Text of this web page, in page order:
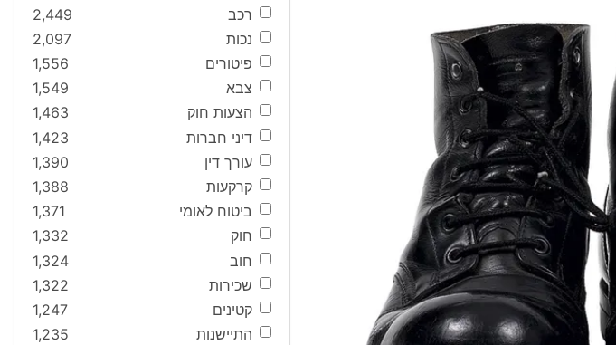
רכב
2,449
נכות
2,097
פיטורים
1,556
צבא
1,549
הצעות חוק
1,463
דיני חברות
1,423
עורך דין
1,390
קרקעות
1,388
ביטוח לאומי
1,371
חוק
1,332
חוב
1,324
שכירות
1,322
קטינים
1,247
התיישנות
1,235